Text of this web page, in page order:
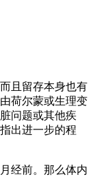
且留存本身也有
荷尔蒙或生理变
问题或其他疾
出进一步的程
经前。那么体内